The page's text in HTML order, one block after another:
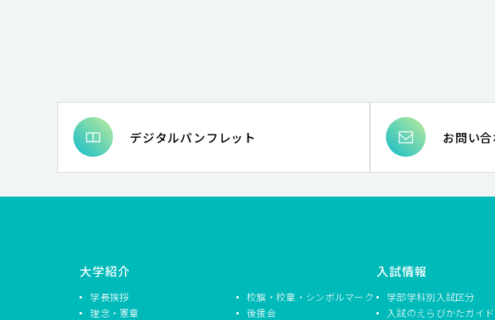
デジタルパンフレット お問い
大学紹介
学長挨拶
理念・憲章
校旗・校章・シンボルマーク
後援会
入試情報
学部学科別入試区分
入試のえらびかたガイド